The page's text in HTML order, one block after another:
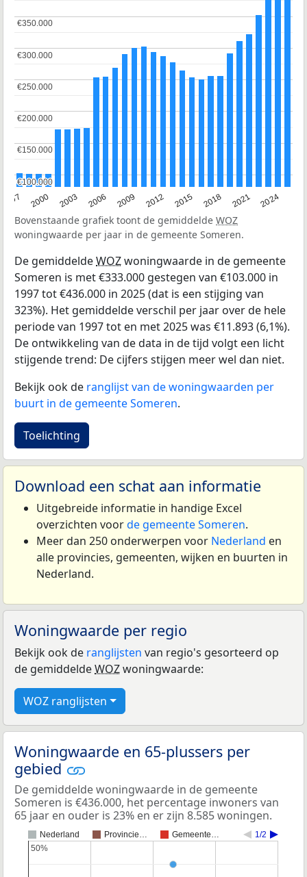
1997 2000 2003 2006 2009 2012 2015 2018 2021 2024
€100.000
€100.000
€150.000
€150.000
€200.000
€200.000
€250.000
€250.000
€300.000
€300.000
€350.000
€350.000
Bovenstaande grafiek toont de gemiddelde WOZ
woningwaarde per jaar in de gemeente Someren.
De gemiddeldeWOZwoningwaarde in de gemeente
Someren is met €333.000 gestegen van €103.000 in
1997 tot €436.000 in 2025 (dat is een stijging van
323%). Het gemiddelde verschil per jaar over de hele
periode van 1997 tot en met 2025 was €11.893 (6,1%).
De ontwikkeling van de data in de tijd volgt een licht
stijgende trend: De cijfers stijgen meer wel dan niet.
Bekijk ook de ranglijst van de woningwaarden per
buurt in de gemeente Someren.
Toelichting
Download een schat aan informatie
Uitgebreide informatie in handige Excel
overzichten voorde gemeente Someren.
Meer dan 250 onderwerpen voor Nederland en
alle provincies, gemeenten, wijken en buurten in
Nederland.
Woningwaarde per regio
Bekijk ook de ranglijsten van regio's gesorteerd op
de gemiddeldeWOZwoningwaarde:
WOZ ranglijsten
Woningwaarde en 65-plussers per
gebied
De gemiddelde woningwaarde in de gemeente
Someren is €436.000, het percentage inwoners van
65 jaar en ouder is 23% en er zijn 8.585 woningen.
Nederland Provincie… Gemeente… 1/2
50%
50%